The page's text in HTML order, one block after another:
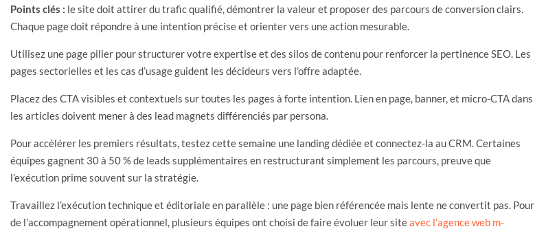
Points clés : le site doit attirer du trafic qualifié, démontrer la valeur et proposer des parcours de conversion clairs.
Chaque page doit répondre à une intention précise et orienter vers une action mesurable.
Utilisez une page pilier pour structurer votre expertise et des silos de contenu pour renforcer la pertinence SEO. Les
pages sectorielles et les cas d’usage guident les décideurs vers l’offre adaptée.
Placez des CTA visibles et contextuels sur toutes les pages à forte intention. Lien en page, banner, et micro-CTA dans
les articles doivent mener à des lead magnets différenciés par persona.
Pour accélérer les premiers résultats, testez cette semaine une landing dédiée et connectez-la au CRM. Certaines
équipes gagnent 30 à 50 % de leads supplémentaires en restructurant simplement les parcours, preuve que
l’exécution prime souvent sur la stratégie.
Travaillez l’exécution technique et éditoriale en parallèle : une page bien référencée mais lente ne convertit pas. Pour
de l’accompagnement opérationnel, plusieurs équipes ont choisi de faire évoluer leur siteavec l’agence web m-